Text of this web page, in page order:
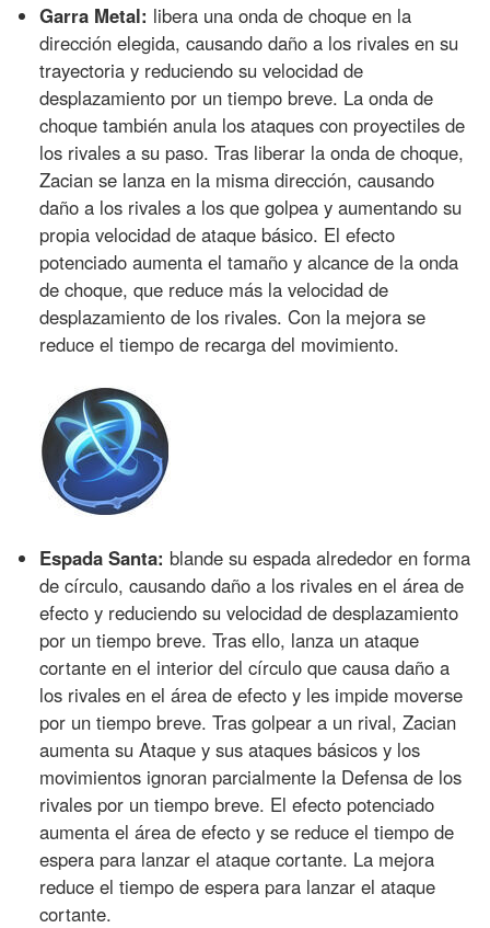
Garra Metal: libera una onda de choque en la
dirección elegida, causando daño a los rivales en su
trayectoria y reduciendo su velocidad de
desplazamiento por un tiempo breve. La onda de
choque también anula los ataques con proyectiles de
los rivales a su paso. Tras liberar la onda de choque,
Zacian se lanza en la misma dirección, causando
daño a los rivales a los que golpea y aumentando su
propia velocidad de ataque básico. El efecto
potenciado aumenta el tamaño y alcance de la onda
de choque, que reduce más la velocidad de
desplazamiento de los rivales. Con la mejora se
reduce el tiempo de recarga del movimiento.
Espada Santa: blande su espada alrededor en forma
de círculo, causando daño a los rivales en el área de
efecto y reduciendo su velocidad de desplazamiento
por un tiempo breve. Tras ello, lanza un ataque
cortante en el interior del círculo que causa daño a
los rivales en el área de efecto y les impide moverse
por un tiempo breve. Tras golpear a un rival, Zacian
aumenta su Ataque y sus ataques básicos y los
movimientos ignoran parcialmente la Defensa de los
rivales por un tiempo breve. El efecto potenciado
aumenta el área de efecto y se reduce el tiempo de
espera para lanzar el ataque cortante. La mejora
reduce el tiempo de espera para lanzar el ataque
cortante.